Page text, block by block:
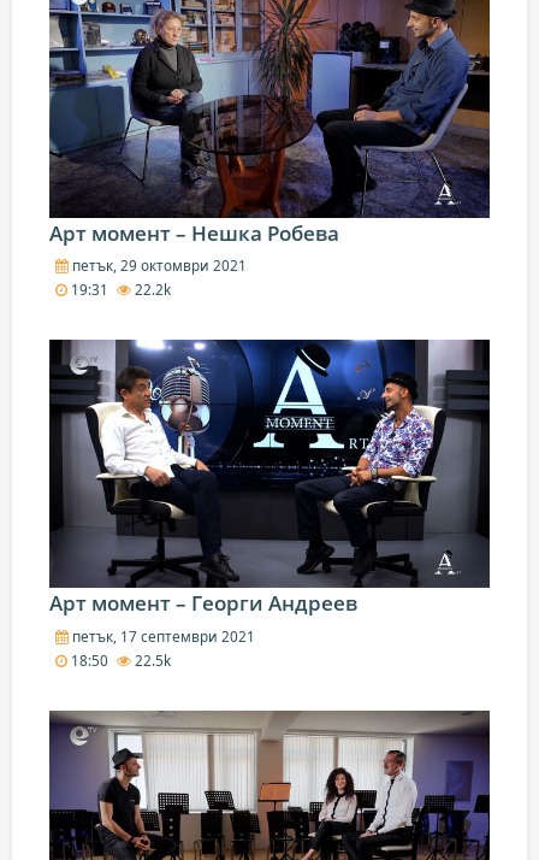
Арт момент – Нешка Робева
петък, 29 октомври 2021
19:31
22.2k
Арт момент – Георги Андреев
петък, 17 септември 2021
18:50
22.5k